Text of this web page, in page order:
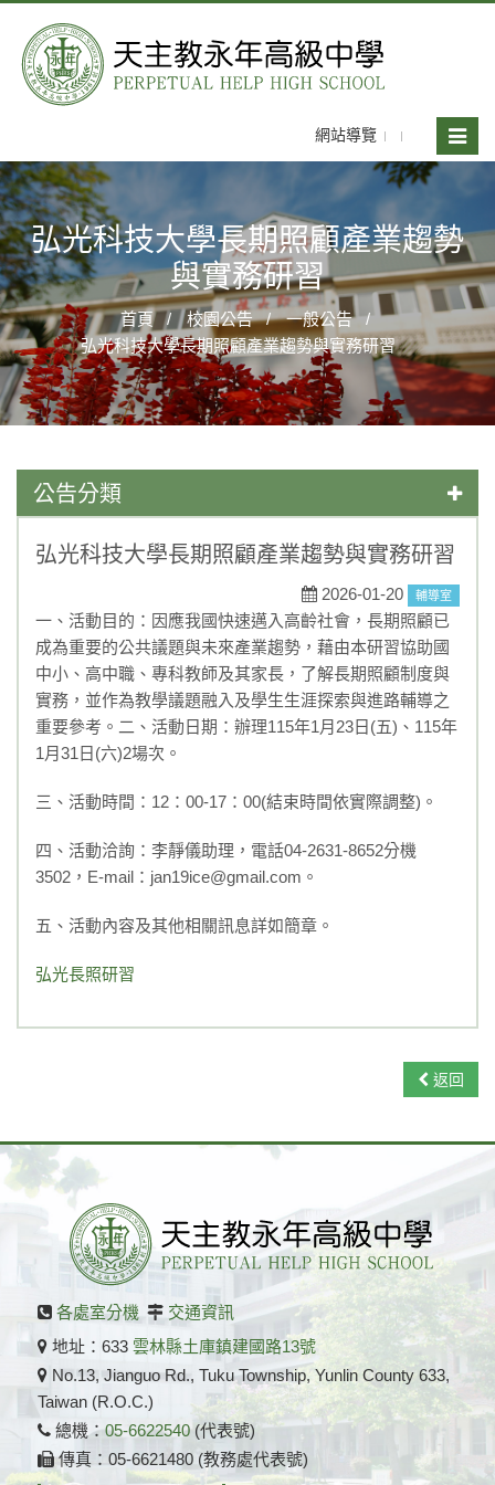
網站導覽
Toggle
弘光科技大學長期照顧產業趨勢
與實務研習
首頁 校園公告
一般公告
弘光科技大學長期照顧產業趨勢與實務研習
公告分類
學藝競試
媒體報導
榮譽榜
活動競賽
重要訊息
108課綱
永年菜單
弘光科技大學長期照顧產業趨勢與實務研習
2026-01-20 輔導室
一、活動目的：因應我國快速邁入高齡社會，長期照顧已
成為重要的公共議題與未來產業趨勢，藉由本研習協助國
中小、高中職、專科教師及其家長，了解長期照顧制度與
實務，並作為教學議題融入及學生生涯探索與進路輔導之
重要參考。二、活動日期：辦理115年1月23日(五)、115年
1月31日(六)2場次。
三、活動時間：12：00-17：00(結束時間依實際調整)。
四、活動洽詢：李靜儀助理，電話04-2631-8652分機
3502，E-mail：jan19ice@gmail.com。
五、活動內容及其他相關訊息詳如簡章。
弘光長照研習
返回
各處室分機
交通資訊
地址：633 雲林縣土庫鎮建國路13號
No.13, Jianguo Rd., Tuku Township, Yunlin County 633,
Taiwan (R.O.C.)
總機：05-6622540(代表號)
傳真：05-6621480 (教務處代表號)